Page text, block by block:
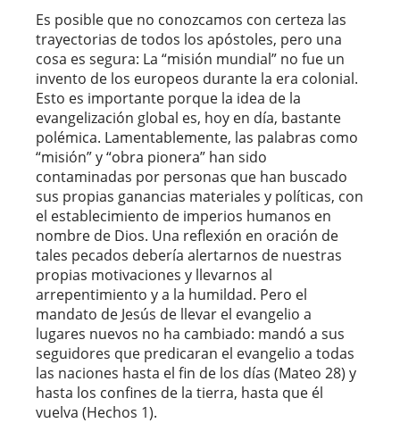
Es posible que no conozcamos con certeza las
trayectorias de todos los apóstoles, pero una
cosa es segura: La “misión mundial” no fue un
invento de los europeos durante la era colonial.
Esto es importante porque la idea de la
evangelización global es, hoy en día, bastante
polémica. Lamentablemente, las palabras como
“misión” y “obra pionera” han sido
contaminadas por personas que han buscado
sus propias ganancias materiales y políticas, con
el establecimiento de imperios humanos en
nombre de Dios. Una reflexión en oración de
tales pecados debería alertarnos de nuestras
propias motivaciones y llevarnos al
arrepentimiento y a la humildad. Pero el
mandato de Jesús de llevar el evangelio a
lugares nuevos no ha cambiado: mandó a sus
seguidores que predicaran el evangelio a todas
las naciones hasta el fin de los días (Mateo 28) y
hasta los confines de la tierra, hasta que él
vuelva (Hechos 1).